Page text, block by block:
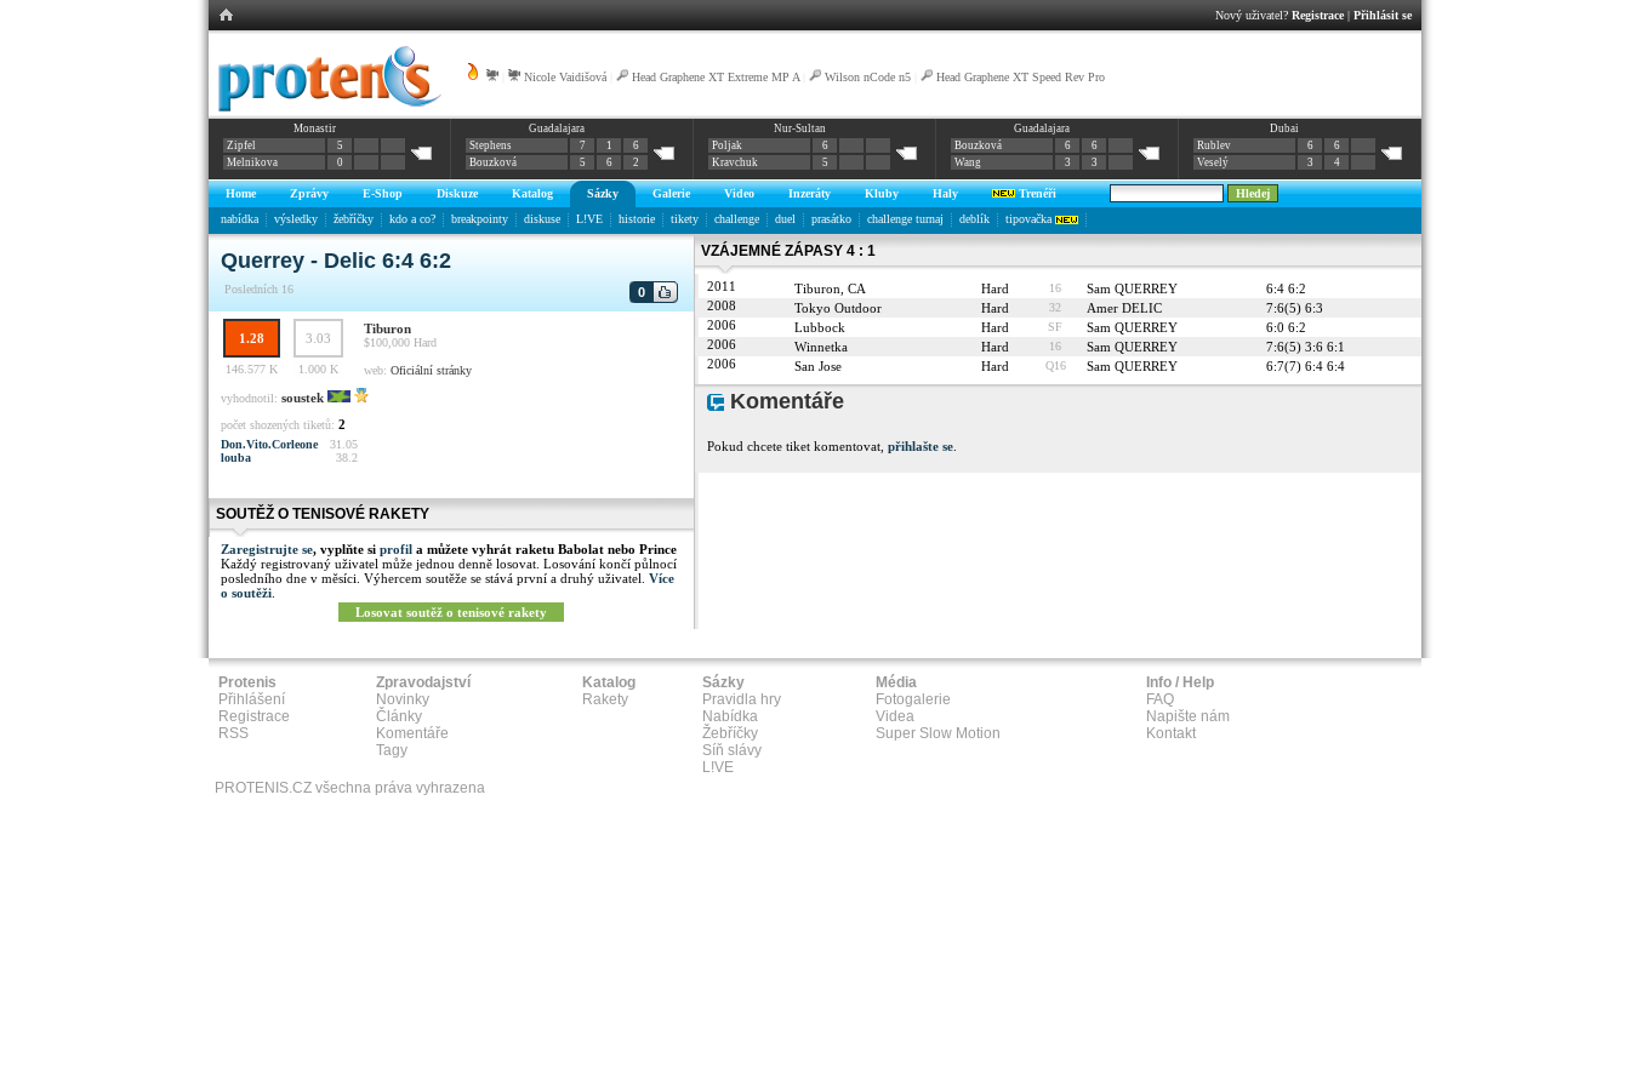
Nový uživatel? Registrace| Přihlásit se
Nicole Vaidišová Head Graphene XT Extreme MP A Wilson nCode n5 Head Graphene XT Speed Rev Pro
Monastir
Zipfel
5
Melnikova
0
Guadalajara
Stephens
7 1
6
Bouzková
5 6 2
Nur-Sultan
Poljak
6
Kravchuk
5
Guadalajara
Bouzková
6
6
Wang
3 3
Dubai
Rublev
6
6
Veselý
3 4
Home Zprávy E-Shop Diskuze Katalog Sázky Galerie Video Inzeráty Kluby Haly
Trenéři
nabídka
výsledky žebříčky kdo a co? breakpointy diskuse L!VE historie tikety challenge duel prasátko challenge turnaj deblík tipovačka
Querrey - Delic 6:4 6:2
Posledních 16 0
1.28 3.03
Tiburon
$100,000 Hard
146.577 K
1.000 K web: Oficiální stránky
vyhodnotil: soustek
počet shozených tiketů: 2
Don.Vito.Corleone
31.05
louba
38.2
SOUTĚŽ O TENISOVÉ RAKETY
Zaregistrujte se, vyplňte si profil a můžete vyhrát raketu Babolat nebo Prince
Každý registrovaný uživatel může jednou denně losovat. Losování končí půlnocí
posledního dne v měsíci. Výhercem soutěže se stává první a druhý uživatel. Více
o soutěži
Losovat soutěž o tenisové rakety
VZÁJEMNÉ ZÁPASY 4 : 1
2011 Tiburon, CA Hard 16 Sam QUERREY
6:4 6:2
2008
Tokyo Outdoor Hard 32 Amer DELIC
7:6(5) 6:3
2006
Lubbock Hard SF Sam QUERREY
6:0 6:2
2006
Winnetka Hard 16 Sam QUERREY
7:6(5) 3:6 6:1
2006
San Jose Hard Q16 Sam QUERREY 6:7(7) 6:4 6:4
Komentáře
Pokud chcete tiket komentovat, přihlašte se
Protenis
Přihlášení
Registrace
RSS
Zpravodajství
Novinky
Články
Komentáře
Tagy
Katalog
Rakety
Sázky
Pravidla hry
Nabídka
Žebříčky
Síň slávy
L!VE
Média
Fotogalerie
Videa
Super Slow Motion
Info / Help
FAQ
Napište nám
Kontakt
PROTENIS.CZ všechna práva vyhrazena